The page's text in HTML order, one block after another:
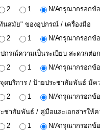
2 1 N/Aกรุณากรอกข้
สมัย" ของอุปกรณ์ / เครื่องมือ
2 1 N/Aกรุณากรอกข้
กรณ์ความเป็นระเบียบ สะดวกต่อ
2 1 N/Aกรุณากรอกข้
บริการ / ป้ายประชาสัมพันธ์ มีค
2 1 N/Aกรุณากรอกข้
ชาสัมพันธ์ / คู่มือและเอกสารให้ค
2 1 N/Aกรุณากรอกข้